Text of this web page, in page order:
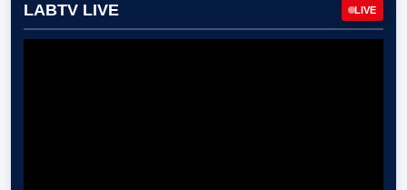
LABTV LIVE LIVE